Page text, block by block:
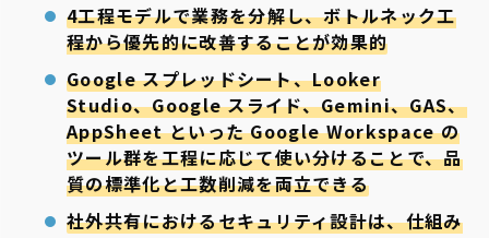
4工程モデルで業務を分解し、ボトルネック工
程から優先的に改善することが効果的
Google スプレッドシート、Looker
Studio、Google スライド、Gemini、GAS、
AppSheet といった Google Workspace の
ツール群を工程に応じて使い分けることで、品
質の標準化と工数削減を両立できる
社外共有におけるセキュリティ設計は、仕組み